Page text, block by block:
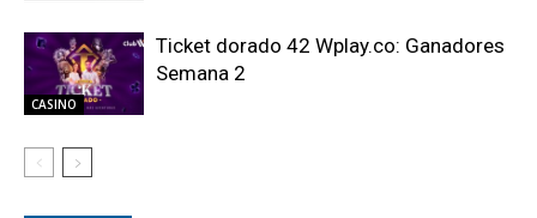
CASINO
Ticket dorado 42 Wplay.co: Ganadores
Semana 2